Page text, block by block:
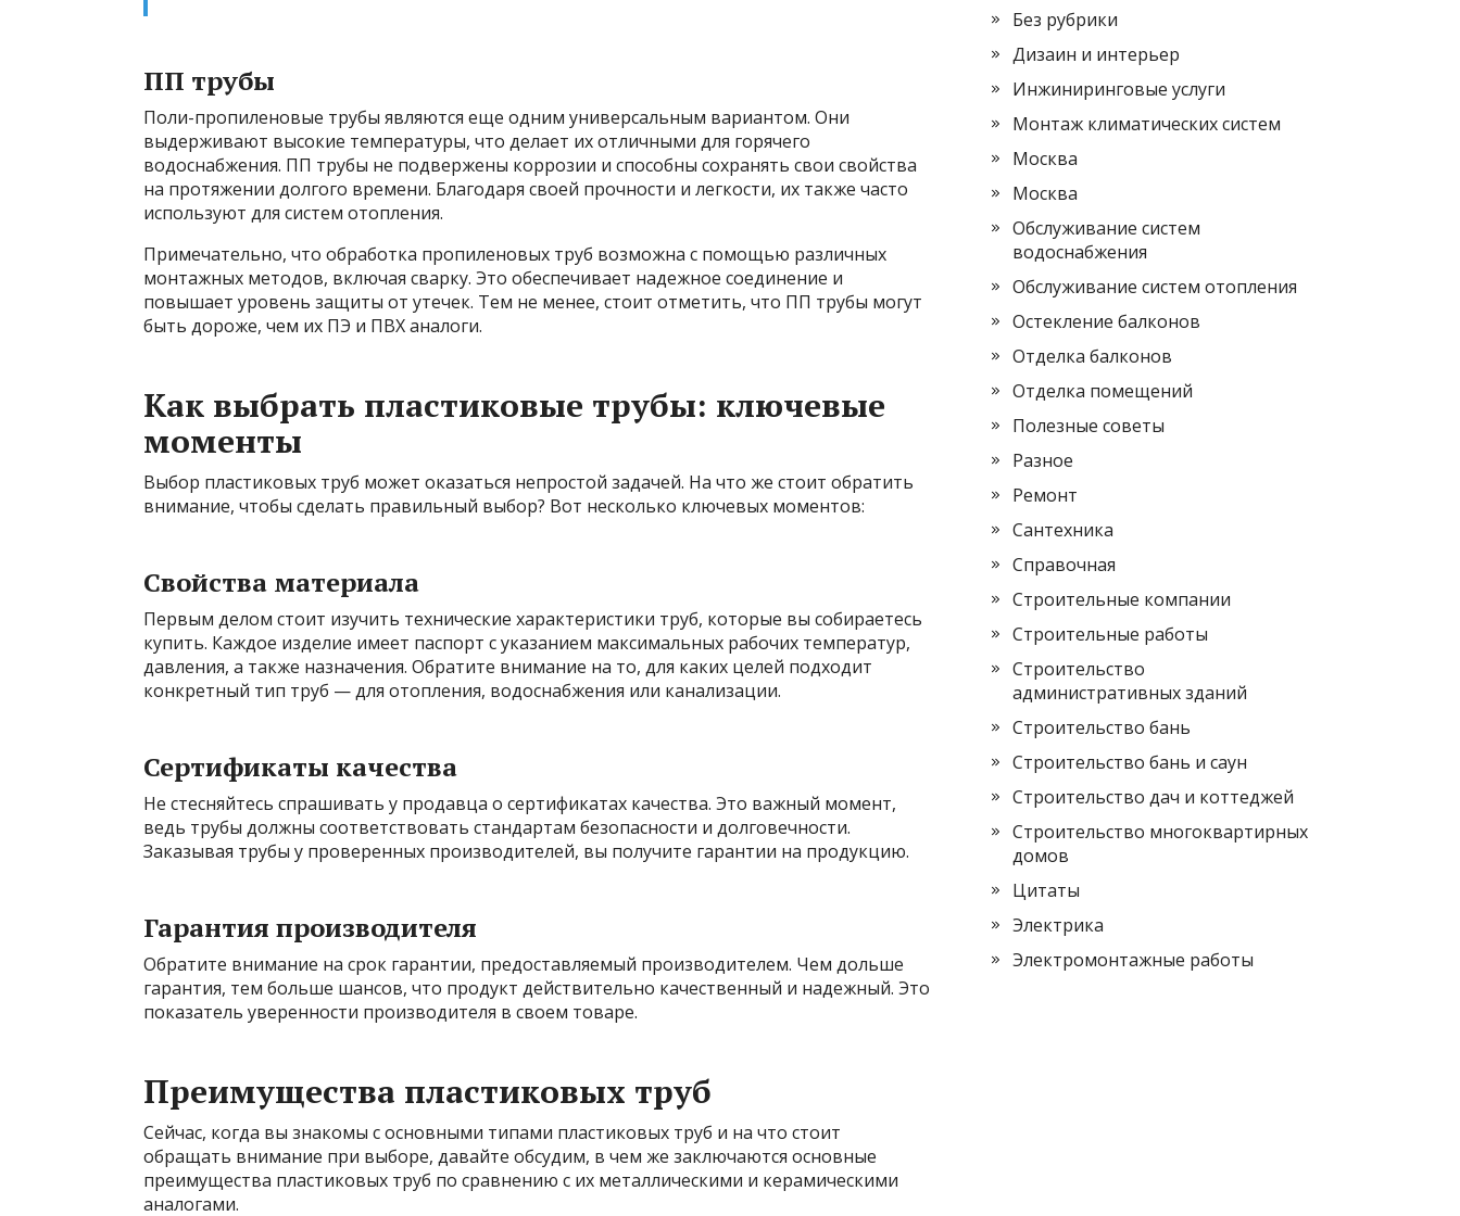
ПП трубы
Поли-пропиленовые трубы являются еще одним универсальным вариантом. Они
выдерживают высокие температуры, что делает их отличными для горячего
водоснабжения. ПП трубы не подвержены коррозии и способны сохранять свои свойства
на протяжении долгого времени. Благодаря своей прочности и легкости, их также часто
используют для систем отопления.
Примечательно, что обработка пропиленовых труб возможна с помощью различных
монтажных методов, включая сварку. Это обеспечивает надежное соединение и
повышает уровень защиты от утечек. Тем не менее, стоит отметить, что ПП трубы могут
быть дороже, чем их ПЭ и ПВХ аналоги.
Как выбрать пластиковые трубы: ключевые
моменты
Выбор пластиковых труб может оказаться непростой задачей. На что же стоит обратить
внимание, чтобы сделать правильный выбор? Вот несколько ключевых моментов:
Свойства материала
Первым делом стоит изучить технические характеристики труб, которые вы собираетесь
купить. Каждое изделие имеет паспорт с указанием максимальных рабочих температур,
давления, а также назначения. Обратите внимание на то, для каких целей подходит
конкретный тип труб — для отопления, водоснабжения или канализации.
Сертификаты качества
Не стесняйтесь спрашивать у продавца о сертификатах качества. Это важный момент,
ведь трубы должны соответствовать стандартам безопасности и долговечности.
Заказывая трубы у проверенных производителей, вы получите гарантии на продукцию.
Гарантия производителя
Обратите внимание на срок гарантии, предоставляемый производителем. Чем дольше
гарантия, тем больше шансов, что продукт действительно качественный и надежный. Это
показатель уверенности производителя в своем товаре.
Преимущества пластиковых труб
Сейчас, когда вы знакомы с основными типами пластиковых труб и на что стоит
обращать внимание при выборе, давайте обсудим, в чем же заключаются основные
преимущества пластиковых труб по сравнению с их металлическими и керамическими
аналогами.
Без рубрики
Дизаин и интерьер
Инжиниринговые услуги
Монтаж климатических систем
Москва
Москва
Обслуживание систем
водоснабжения
Обслуживание систем отопления
Остекление балконов
Отделка балконов
Отделка помещений
Полезные советы
Разное
Ремонт
Сантехника
Справочная
Строительные компании
Строительные работы
Строительство
административных зданий
Строительство бань
Строительство бань и саун
Строительство дач и коттеджей
Строительство многоквартирных
домов
Цитаты
Электрика
Электромонтажные работы